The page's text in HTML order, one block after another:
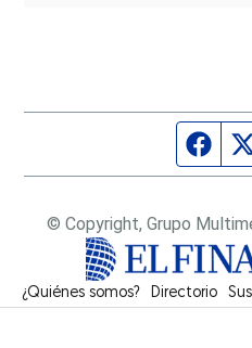
© Copyright, Grupo
¿Quiénes somos? Directorio